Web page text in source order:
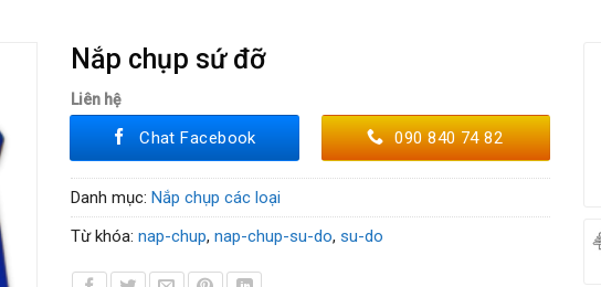
Nắp chụp sứ đỡ
Liên hệ
Chat Facebook 090 840 74 82
Danh mục: Nắp chụp các loại
Từ khóa: nap-chup, nap-chup-su-do, su-do